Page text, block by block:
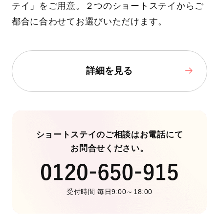
テイ」をご用意。２つのショートステイからご
都合に合わせてお選びいただけます。
詳細を見る
ショートステイのご相談はお電話にて
お問合せください。
受付時間 毎日9:00～18:00